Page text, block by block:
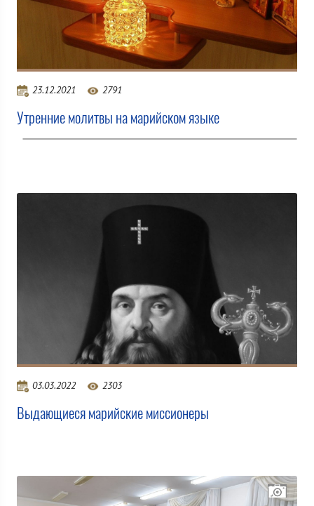
23.12.2021 2791
Утренние молитвы на марийском языке
03.03.2022 2303
Выдающиеся марийские миссионеры